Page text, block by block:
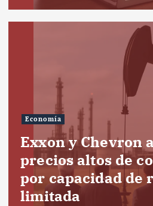
Economía
Exxon y Chevron
precios altos de
por capacidad de
limitada